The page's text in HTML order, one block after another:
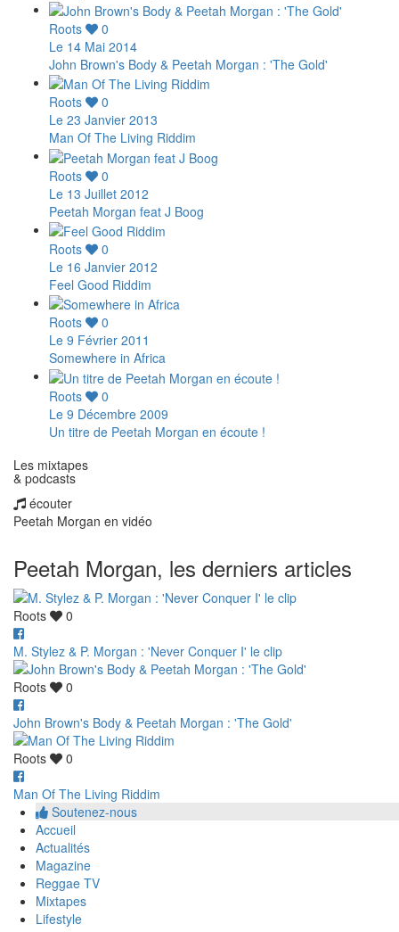
Roots
0
Le 14 Mai 2014
John Brown's Body & Peetah Morgan : 'The Gold'
Roots
0
Le 23 Janvier 2013
Man Of The Living Riddim
Roots
0
Le 13 Juillet 2012
Peetah Morgan feat J Boog
Roots
0
Le 16 Janvier 2012
Feel Good Riddim
Roots
0
Le 9 Février 2011
Somewhere in Africa
Roots
0
Le 9 Décembre 2009
Un titre de Peetah Morgan en écoute !
Les mixtapes
& podcasts
écouter
Peetah Morgan en vidéo
Peetah Morgan, les derniers articles
Roots
0
M. Stylez & P. Morgan : 'Never Conquer I' le clip
Roots
0
John Brown's Body & Peetah Morgan : 'The Gold'
Roots
0
Man Of The Living Riddim
Soutenez-nous
Accueil
Actualités
Magazine
Reggae TV
Mixtapes
Lifestyle